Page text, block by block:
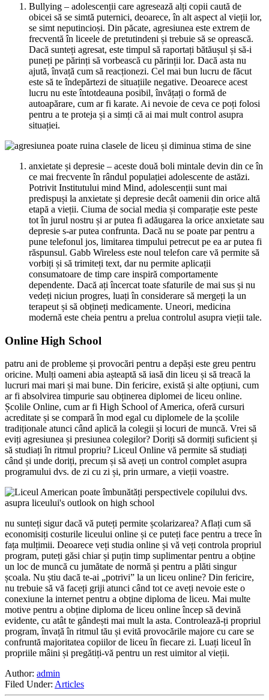
Bullying – adolescenții care agresează alți copii caută de
obicei să se simtă puternici, deoarece, în alt aspect al vieții lor,
se simt neputincioși. Din păcate, agresiunea este extrem de
frecventă în liceele de pretutindeni și trebuie să se oprească.
Dacă sunteți agresat, este timpul să raportați bătăușul și să-i
puneți pe părinți să vorbească cu părinții lor. Dacă asta nu
ajută, învață cum să reacționezi. Cel mai bun lucru de făcut
este să te îndepărtezi de situațiile negative. Deoarece acest
lucru nu este întotdeauna posibil, învățați o formă de
autoapărare, cum ar fi karate. Ai nevoie de ceva ce poți folosi
pentru a te proteja și a simți că ai mai mult control asupra
situației.
anxietate și depresie – aceste două boli mintale devin din ce în
ce mai frecvente în rândul populației adolescente de astăzi.
Potrivit Institutului mind Mind, adolescenții sunt mai
predispuși la anxietate și depresie decât oamenii din orice altă
etapă a vieții. Ciuma de social media și comparație este peste
tot în jurul nostru și ar putea fi adăugarea la orice anxietate sau
depresie s-ar putea confrunta. Dacă nu se poate par pentru a
pune telefonul jos, limitarea timpului petrecut pe ea ar putea fi
răspunsul. Gabb Wireless este noul telefon care vă permite să
vorbiți și să trimiteți text, dar nu permite aplicații
consumatoare de timp care inspiră comportamente
dependente. Dacă ați încercat toate sfaturile de mai sus și nu
vedeți niciun progres, luați în considerare să mergeți la un
terapeut și să obțineți medicamente. Uneori, medicina
modernă este cheia pentru a prelua controlul asupra vieții tale.
Online High School
patru ani de probleme și provocări pentru a depăși este greu pentru
oricine. Mulți oameni abia așteaptă să iasă din liceu și să treacă la
lucruri mai mari și mai bune. Din fericire, există și alte opțiuni, cum
ar fi absolvirea timpurie sau obținerea diplomei de liceu online.
Școlile Online, cum ar fi High School of America, oferă cursuri
acreditate și se compară în mod egal cu diplomele de la școlile
tradiționale atunci când aplică la colegii și locuri de muncă. Vrei să
eviți agresiunea și presiunea colegilor? Doriți să dormiți suficient și
să studiați în ritmul propriu? Liceul Online vă permite să studiați
când și unde doriți, precum și să aveți un control complet asupra
programului dvs. de zi cu zi și, prin urmare, a vieții voastre.
nu sunteți sigur dacă vă puteți permite școlarizarea? Aflați cum să
economisiți costurile liceului online și ce puteți face pentru a trece în
fața mulțimii. Deoarece veți studia online și vă veți controla propriul
program, puteți găsi chiar și puțin timp suplimentar pentru a obține
un loc de muncă cu jumătate de normă și pentru a plăti singur
școala. Nu știu dacă te-ai „potrivi” la un liceu online? Din fericire,
nu trebuie să vă faceți griji atunci când tot ce aveți nevoie este o
conexiune la internet pentru a obține diploma de liceu. Mai multe
motive pentru a obține diploma de liceu online încep să devină
evidente, cu atât te gândești mai mult la asta. Controlează-ți propriul
program, învață în ritmul tău și evită provocările majore cu care se
confruntă majoritatea copiilor de liceu în fiecare zi. Luați liceul în
propriile mâini și pregătiți-vă pentru un rest uimitor al vieții.
Author: admin
Filed Under: Articles